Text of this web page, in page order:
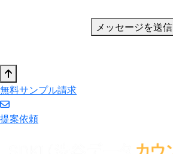
メッセージを送信
無料サンプル請求
提案依頼